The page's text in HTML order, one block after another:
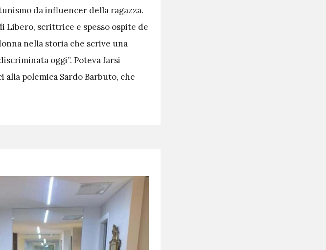
da influencer della ragazza.
Libero, scrittrice e spesso ospite de
nella storia che scrive una
oggi”. Poteva farsi
alla polemica Sardo Barbuto, che